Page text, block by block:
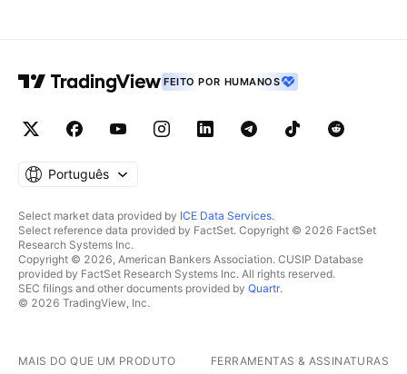
FEITO POR HUMANOS
Português
Select market data provided by ICE Data Services.
Select reference data provided by FactSet. Copyright © 2026 FactSet
Research Systems Inc.
Copyright © 2026, American Bankers Association. CUSIP Database
provided by FactSet Research Systems Inc. All rights reserved.
SEC filings and other documents provided by Quartr.
© 2026 TradingView, Inc.
MAIS DO QUE UM PRODUTO FERRAMENTAS & ASSINATURAS